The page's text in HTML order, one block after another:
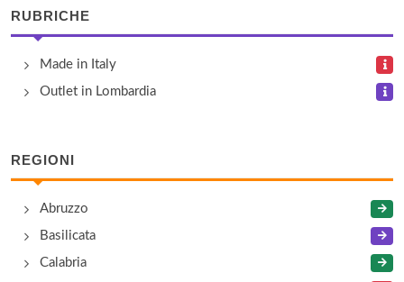
Confezioni Moda Italia S.r.l.
via Giulio Catoni 147, Trento
Fratelli Lunelli
RUBRICHE
Made in Italy
Outlet in Lombardia
REGIONI
Abruzzo
Basilicata
Calabria